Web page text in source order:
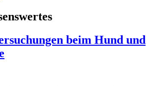
beim Hund und